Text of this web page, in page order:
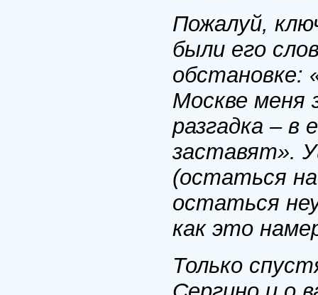
Пожалуй,
были его
обстановке:
Москве меня
разгадка – в
заставят».
(остаться
остаться
как это
Только